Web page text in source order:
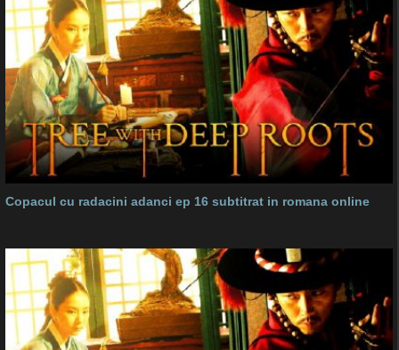
Copacul cu radacini adanci ep 16 subtitrat in romana online